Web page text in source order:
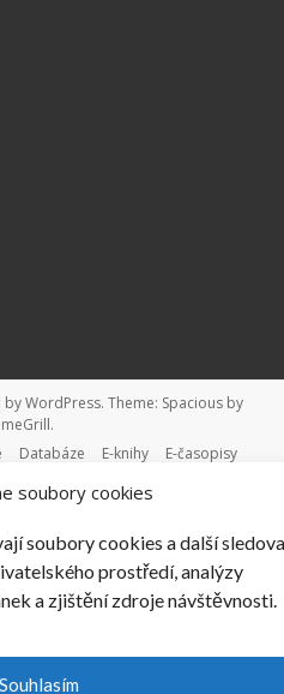
soubory cookies
soubory cookies a další
prostředí, analýzy
a zjištění zdroje návštěvnosti.
Souhlasím
byWordPress. Theme: Spacious by
.
Databáze E-knihy
E-časopisy